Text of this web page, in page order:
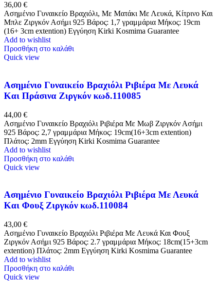
36,00 €
Ασημένιο Γυναικείο Βραχιόλι, Με Ματάκι Με Λευκά, Κίτρινο Και
Μπλε Ζιργκόν Ασήμι 925 Βάρος: 1,7 γραμμάρια Μήκος: 19cm
(16+ 3cm extention) Εγγύηση Kirki Kosmima Guarantee
Add to wishlist
Προσθήκη στο καλάθι
Quick view
Ασημένιο Γυναικείο Βραχιόλι Ριβιέρα Με Λευκά
Και Πράσινα Ζιργκόν κωδ.110085
44,00 €
Ασημένιο Γυναικείο Βραχιόλι Ριβιέρα Με Μωβ Ζιργκόν Ασήμι
925 Βάρος: 2,7 γραμμάρια Μήκος: 19cm(16+3cm extention)
Πλάτος: 2mm Εγγύηση Kirki Kosmima Guarantee
Add to wishlist
Προσθήκη στο καλάθι
Quick view
Ασημένιο Γυναικείο Βραχιόλι Ριβιέρα Με Λευκά
Και Φουξ Ζιργκόν κωδ.110084
43,00 €
Ασημένιο Γυναικείο Βραχιόλι Ριβιέρα Με Λευκά Και Φουξ
Ζιργκόν Ασήμι 925 Βάρος: 2.7 γραμμάρια Μήκος: 18cm(15+3cm
extention) Πλάτος: 2mm Εγγύηση Kirki Kosmima Guarantee
Add to wishlist
Προσθήκη στο καλάθι
Quick view